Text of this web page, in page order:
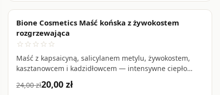
życia (Rozporządzenie 2022/1531). Osoby z
nadwrażliwością na salicylany powinny skonsultować
stosowanie z dermatologiem.
Czy można łączyć maść z salicylanem metylu z
doustną aspiryną?
PROMOCJA
Bione Cosmetics Maść końska z żywokostem
rozgrzewająca
star_border star_border star_border star_border star_border
Maść z kapsaicyną, salicylanem metylu, żywokostem,
kasztanowcem i kadzidłowcem — intensywne ciepło
łagodzące sztywność mięśni i stawów • 200 ml
24,00 zł20,00 zł